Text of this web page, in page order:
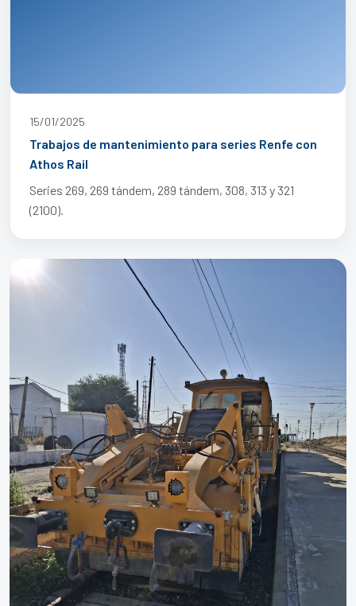
15/01/2025
Trabajos de mantenimiento para series Renfe con
Athos Rail
Series 269, 269 tándem, 289 tándem, 308, 313 y 321
(2100).